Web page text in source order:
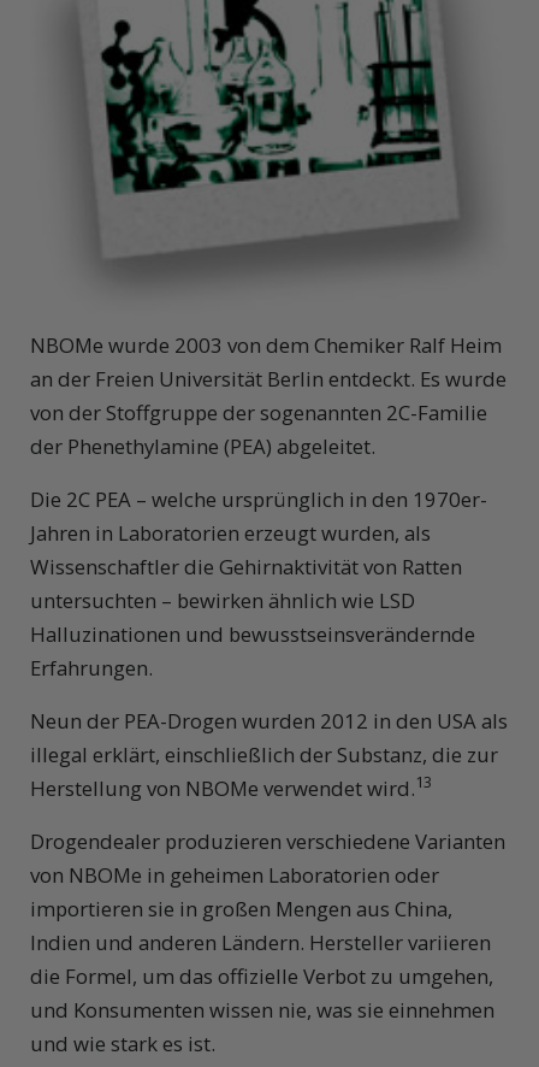
NBOMe wurde 2003 von dem Chemiker Ralf Heim
an der Freien Universität Berlin entdeckt. Es wurde
von der Stoffgruppe der sogenannten 2C-Familie
der Phenethylamine (PEA) abgeleitet.
Die 2C PEA – welche ursprünglich in den 1970er-
Jahren in Laboratorien erzeugt wurden, als
Wissenschaftler die Gehirnaktivität von Ratten
untersuchten – bewirken ähnlich wie LSD
Halluzinationen und bewusstseinsverändernde
Erfahrungen.
Neun der PEA-Drogen wurden 2012 in den USA als
illegal erklärt, einschließlich der Substanz, die zur
Herstellung von NBOMe verwendet wird.13
Drogendealer produzieren verschiedene Varianten
von NBOMe in geheimen Laboratorien oder
importieren sie in großen Mengen aus China,
Indien und anderen Ländern. Hersteller variieren
die Formel, um das offizielle Verbot zu umgehen,
und Konsumenten wissen nie, was sie einnehmen
und wie stark es ist.